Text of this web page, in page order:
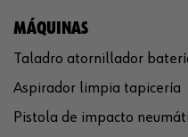
MÁQUINAS
Taladro atornillador
Aspirador limpia tapicería
Pistola de impacto